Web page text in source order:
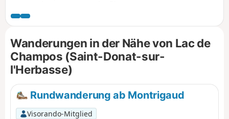
möglich vermieden werden. Sie endet im charmanten
kleinen Parc Georges Bert.
Wanderungen in der Nähe von Lac de
Champos (Saint-Donat-sur-
l'Herbasse)
Rundwanderung ab Montrigaud
Visorando-Mitglied